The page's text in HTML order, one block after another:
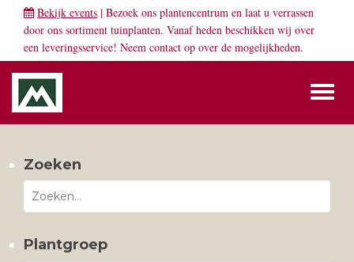
Bekijk events | Bezoek ons plantencentrum en laat u verrassen
door ons sortiment tuinplanten. Vanaf heden beschikken wij over
een leveringsservice! Neem contact op over de mogelijkheden.
Zoeken
Plantgroep